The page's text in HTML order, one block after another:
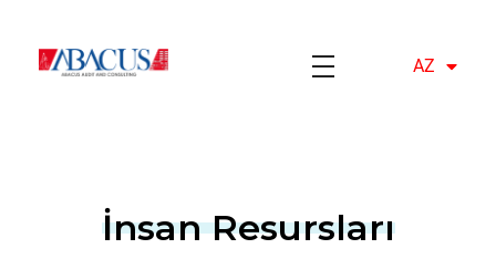
AZ
EN
İnsan Resursları